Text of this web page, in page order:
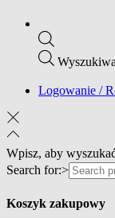
Logowanie /
Wpisz, aby
Search for:>
Koszyk zakupowy